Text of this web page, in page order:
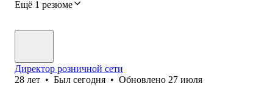
Ещё 1 резюме
Директор розничной сети
28 лет • Был сегодня • Обновлено 27 июля